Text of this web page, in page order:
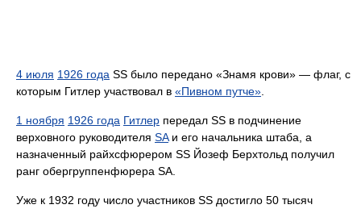
4 июля 1926 года SS было передано «Знамя крови» — флаг, с
которым Гитлер участвовал в «Пивном путче»
1 ноября 1926 года Гитлер передал SS в подчинение
верховного руководителя SAи его начальника штаба, а
назначенный райхсфюрером SS Йозеф Берхтольд получил
ранг обергруппенфюрера SA.
Уже к 1932 году число участников SS достигло 50 тысяч